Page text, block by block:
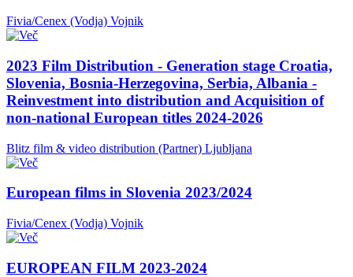
Fivia/Cenex (Vodja) Vojnik
2023 Film Distribution - Generation stage Croatia,
Slovenia, Bosnia-Herzegovina, Serbia, Albania -
Reinvestment into distribution and Acquisition of
non-national European titles 2024-2026
Blitz film & video distribution (Partner) Ljubljana
European films in Slovenia 2023/2024
Fivia/Cenex (Vodja) Vojnik
EUROPEAN FILM 2023-2024